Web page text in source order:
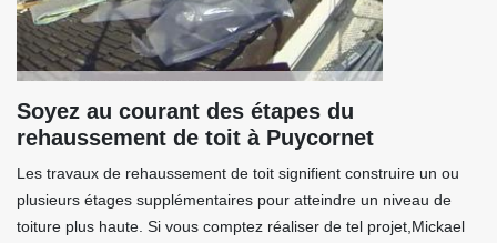
Soyez au courant des étapes du
rehaussement de toit à Puycornet
Les travaux de rehaussement de toit signifient construire un ou
plusieurs étages supplémentaires pour atteindre un niveau de
toiture plus haute. Si vous comptez réaliser de tel projet,Mickael